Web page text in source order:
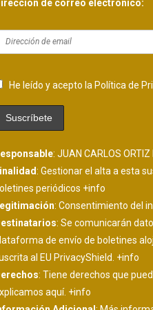
de correo electrónico:
He leído y acepto la Política de
: JUAN CARLOS ORTIZ
: Gestionar el alta a esta
periódicos +info
: Consentimiento del
: Se comunicarán
de envío de boletines
al EU PrivacyShield. +info
: Tiene derechos que
aquí. +info